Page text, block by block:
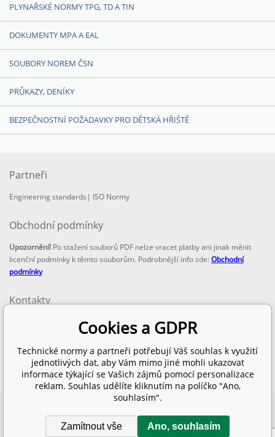
PLYNAŘSKÉ NORMY TPG, TD A TIN
DOKUMENTY MPA A EAL
SOUBORY NOREM ČSN
PRŮKAZY, DENÍKY
BEZPEČNOSTNÍ POŽADAVKY PRO DĚTSKÁ HŘIŠTĚ
Partneři
Engineering standards | ISO Normy
Obchodní podmínky
Upozornění! Po stažení souborů PDF nelze vracet platby ani jinak měnit
licenční podmínky k těmto souborům. Podrobnější info zde:Obchodní
podmínky
Kontakty
info@technickenormy.cz
obchod@technickenormy.cz
Telefon:
+420 377 387 684
SITEMAP
Tvorba a pronájem eshopůBINARGON.cz
Cookies a GDPR
Technické normy a partneři potřebují Váš souhlas k využití
jednotlivých dat, aby Vám mimo jiné mohli ukazovat
informace týkající se Vašich zájmů pomocí personalizace
reklam. Souhlas udělíte kliknutím na políčko "Ano,
souhlasím".
Zamítnout vše Ano, souhlasím